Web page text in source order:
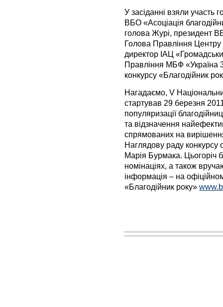
У засіданні взяли участь
ВБО «Асоціація
голова Журі, президент
Голова Правління Центру
директор ІАЦ
Правління МБФ «Україна
конкурсу «Благодійник
Нагадаємо, V
стартував 29 березня
популяризації
та відзначення
спрямованих на
Наглядову раду конкурсу
Марія Бурмака. Цьогоріч
номінаціях, а також
інформація – на
«Благодійник року»